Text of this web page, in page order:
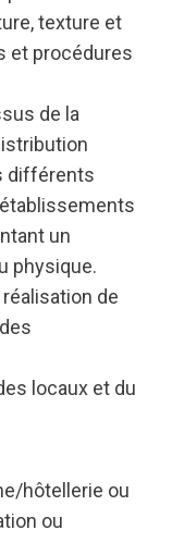
texture et
et procédures
de la
différents
un
physique.
de
locaux et du
hôtellerie ou
ou